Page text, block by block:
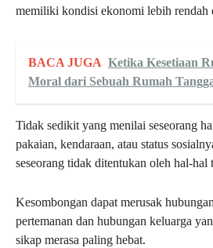
memiliki kondisi ekonomi lebih rendah
BACA JUGA Ketika Kesetiaan
Moral dari Sebuah Rumah
Tidak sedikit yang menilai seseorang
pakaian, kendaraan, atau status
seseorang tidak ditentukan oleh hal-hal
Kesombongan dapat merusak
pertemanan dan hubungan keluarga
sikap merasa paling hebat.